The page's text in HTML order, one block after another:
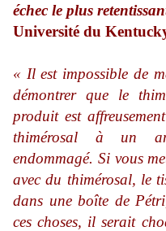
échec le plus
Université du
« Il est impossible de
démontrer que le
produit est
thimérosal à un
endommagé. Si vous
avec du thimérosal, le
dans une boîte de
ces choses, il serait